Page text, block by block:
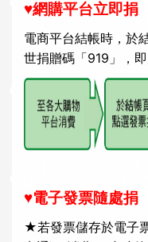
♥網購平台立即捐
電商平台結帳時，於
世捐贈碼「919」，即
♥電子發票隨處捐
★若發票儲存於電子